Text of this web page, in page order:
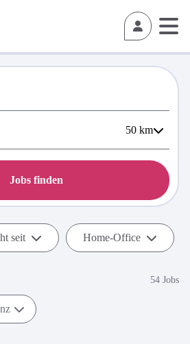
50 km
Jobs finden
seit Home-Office
54 Jobs